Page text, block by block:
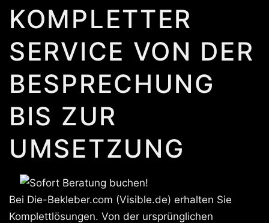
KOMPLETTER
SERVICE VON DER
BESPRECHUNG
BIS ZUR
UMSETZUNG
Bei Die-Bekleber.com (Visible.de) erhalten Sie
Komplettlösungen. Von der ursprünglichen